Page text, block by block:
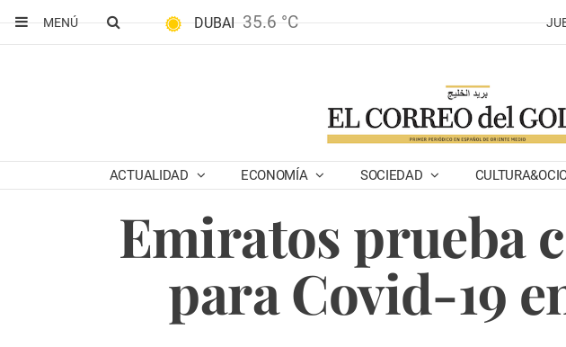
MENÚ
DUBAI 35.6 °C
ACTUALIDAD ECONOMÍA SOCIEDAD
Emiratos prueba
para Covid-19